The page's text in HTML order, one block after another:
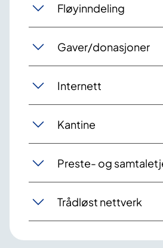
Fløyinndeling
Gaver/donasjoner
Internett
Kantine
Preste- og
Trådløst nettverk